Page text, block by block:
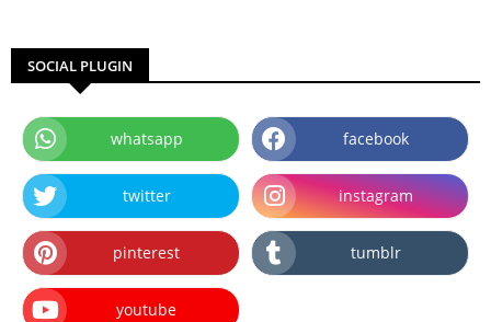
SOCIAL PLUGIN
whatsapp facebook
twitter instagram
pinterest tumblr
youtube